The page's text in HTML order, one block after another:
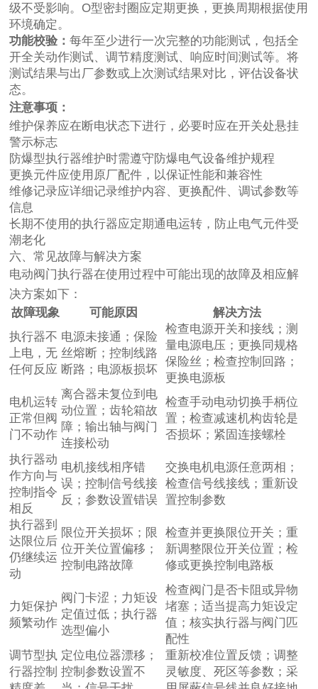
级不受影响。O型密封圈应定期更换，更换周期根据使用
环境确定。
功能校验：每年至少进行一次完整的功能测试，包括全
开全关动作测试、调节精度测试、响应时间测试等。将
测试结果与出厂参数或上次测试结果对比，评估设备状
态。
注意事项：
维护保养应在断电状态下进行，必要时应在开关处悬挂
警示标志
防爆型执行器维护时需遵守防爆电气设备维护规程
更换元件应使用原厂配件，以保证性能和兼容性
维修记录应详细记录维护内容、更换配件、调试参数等
信息
长期不使用的执行器应定期通电运转，防止电气元件受
潮老化
六、常见故障与解决方案
电动阀门执行器在使用过程中可能出现的故障及相应解
决方案如下：
故障现象
可能原因
解决方法
执行器不
上电，无
任何反应
电源未接通；保险
丝熔断；控制线路
断路；电源板损坏
检查电源开关和接线；测
量电源电压；更换同规格
保险丝；检查控制回路；
更换电源板
电机运转
正常但阀
门不动作
离合器未复位到电
动位置；齿轮箱故
障；输出轴与阀门
连接松动
检查手动电动切换手柄位
置；检查减速机构齿轮是
否损坏；紧固连接螺栓
执行器动
作方向与
控制指令
相反
电机接线相序错
误；控制信号线接
反；参数设置错误
交换电机电源任意两相；
检查信号线接线；重新设
置控制参数
执行器到
达限位后
仍继续运
动
限位开关损坏；限
位开关位置偏移；
控制电路故障
检查并更换限位开关；重
新调整限位开关位置；检
修或更换控制电路板
力矩保护
频繁动作
阀门卡涩；力矩设
定值过低；执行器
选型偏小
检查阀门是否卡阻或异物
堵塞；适当提高力矩设定
值；核实执行器与阀门匹
配性
调节型执
行器控制
定位电位器漂移；
控制参数设置不
重新校准位置反馈；调整
灵敏度、死区等参数；采